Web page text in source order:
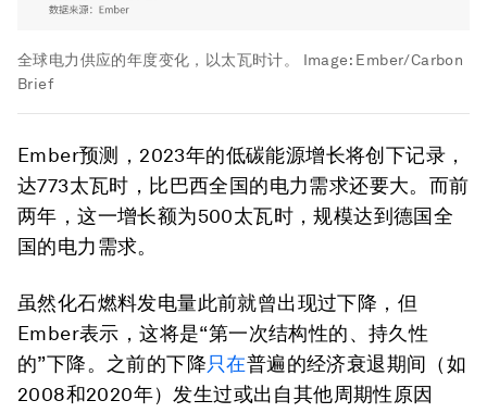
全球电力供应的年度变化，以太瓦时计。 Image: Ember/Carbon
Brief
Ember预测，2023年的低碳能源增长将创下记录，
达773太瓦时，比巴西全国的电力需求还要大。而前
两年，这一增长额为500太瓦时，规模达到德国全
国的电力需求。
虽然化石燃料发电量此前就曾出现过下降，但
Ember表示，这将是“第一次结构性的、持久性
的”下降。之前的下降只在普遍的经济衰退期间（如
2008和2020年）发生过或出自其他周期性原因